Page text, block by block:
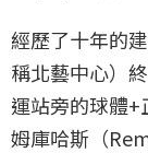
經歷了十年的
稱北藝中心）
運站旁的球體+
姆庫哈斯（